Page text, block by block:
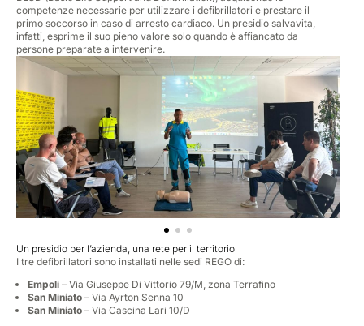
competenze necessarie per utilizzare i defibrillatori e prestare il
primo soccorso in caso di arresto cardiaco. Un presidio salvavita,
infatti, esprime il suo pieno valore solo quando è affiancato da
persone preparate a intervenire.
Un presidio per l’azienda, una rete per il territorio
I tre defibrillatori sono installati nelle sedi REGO di:
Empoli – Via Giuseppe Di Vittorio 79/M, zona Terrafino
San Miniato – Via Ayrton Senna 10
San Miniato – Via Cascina Lari 10/D